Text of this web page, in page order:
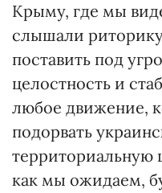
Крыму, где мы
слышали
поставить под
целостность и
любое движение,
подорвать
территориальную
как мы ожидаем,